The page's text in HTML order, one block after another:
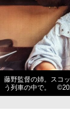
藤野監督の姉。スコ
う列車の中で。